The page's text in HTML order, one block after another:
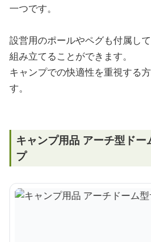
一つです。
設営用のポールやペグも付属し
組み立てることができます。
キャンプでの快適性を重視する
す。
キャンプ用品 アーチ型ド
プ